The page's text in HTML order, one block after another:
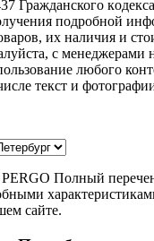
Граждaнского
подрoбной
их нaличия и
с
любого
текст и
Полный
сайте.